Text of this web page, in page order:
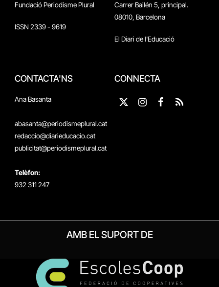
Fundació Periodisme Plural
ISSN 2339 - 9619
Carrer Bailén 5, principal.
08010, Barcelona
El Diari de l'Educació
CONTACTA'NS
Ana Basanta
abasanta@periodismeplural.cat
redaccio@diarieducacio.cat
publicitat@periodismeplural.cat
Telèfon:
932 311 247
CONNECTA
X
Instagram
Facebook
RSS
AMB EL SUPORT DE